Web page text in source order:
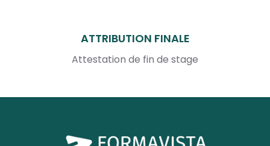
ATTRIBUTION FINALE
Attestation de fin de stage